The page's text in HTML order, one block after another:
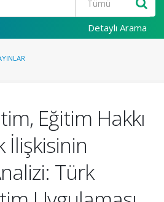
Detaylı Arama
Eğitim Hakkı
İlişkisinin
Türk